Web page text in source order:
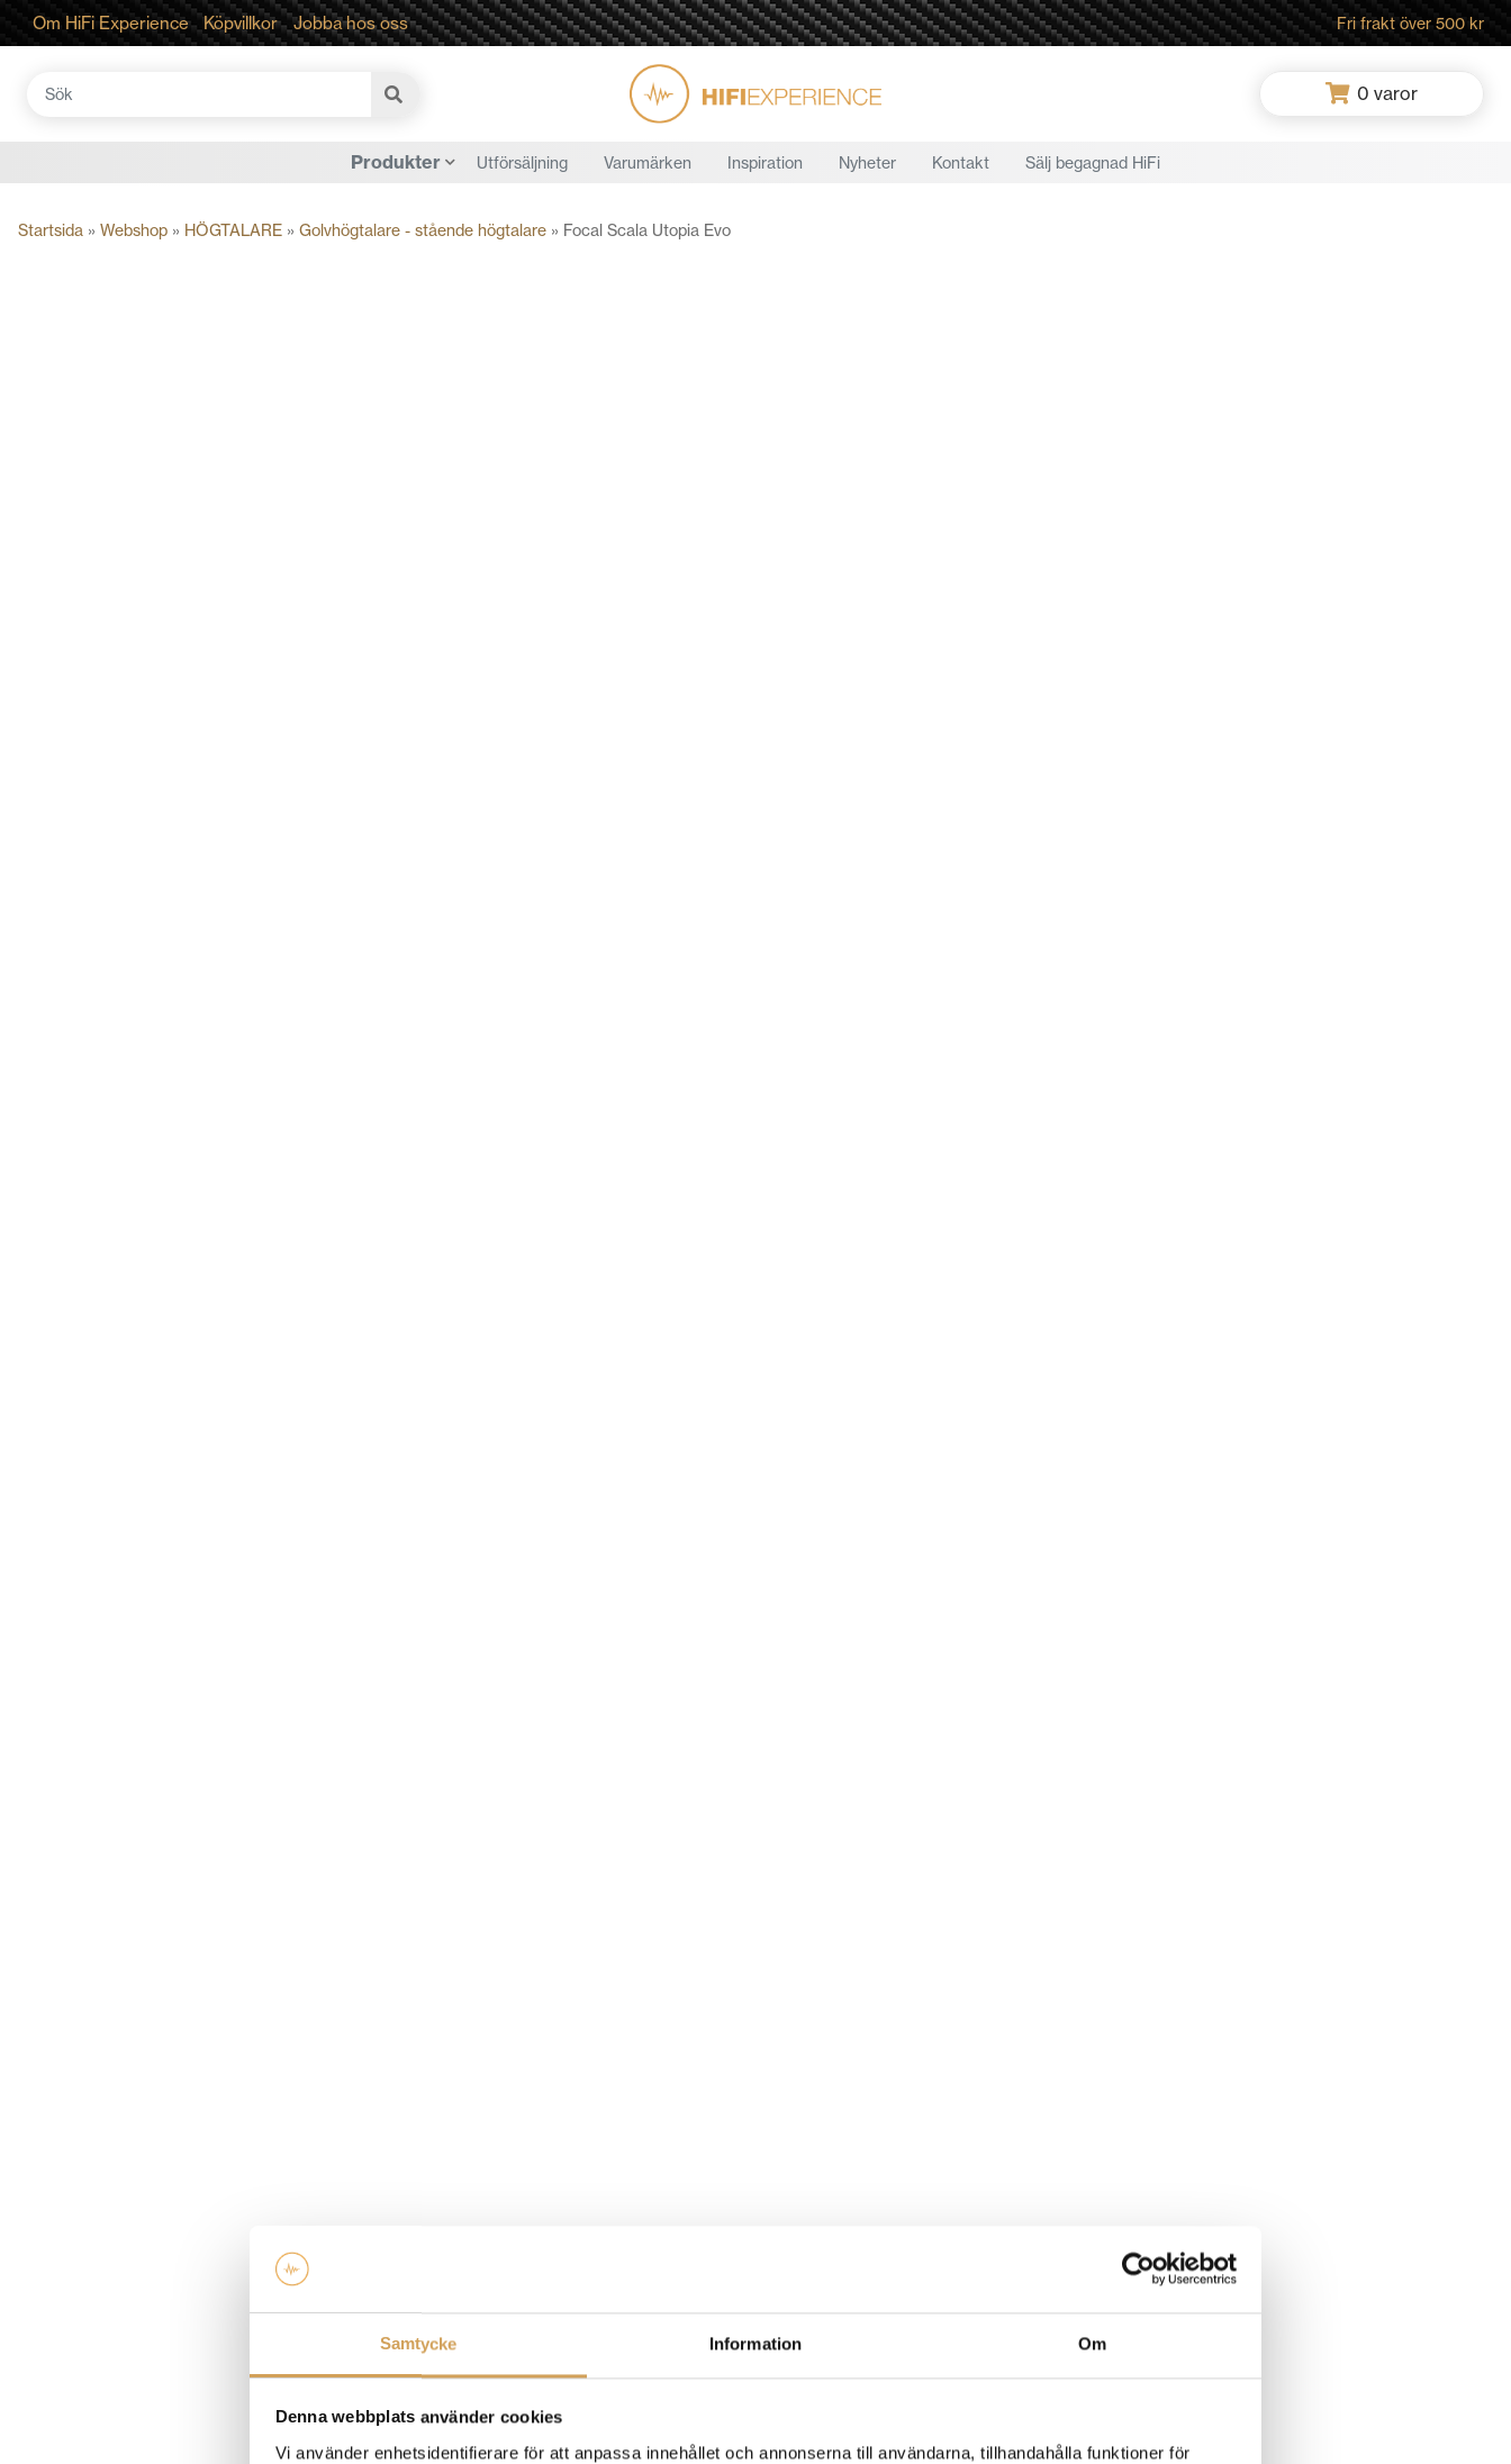
Samtycke Information Om
Denna webbplats använder cookies
Vi använder enhetsidentifierare för att anpassa innehållet och annonserna till användarna, tillhandahålla funktioner för
Om HiFi Experience Köpvillkor Jobba hos oss Fri frakt över 500 kr
Sök
0 varor
Produkter Utförsäljning Varumärken Inspiration Nyheter Kontakt Sälj begagnad HiFi
Startsida » Webshop » HÖGTALARE » Golvhögtalare - stående högtalare » Focal Scala Utopia Evo